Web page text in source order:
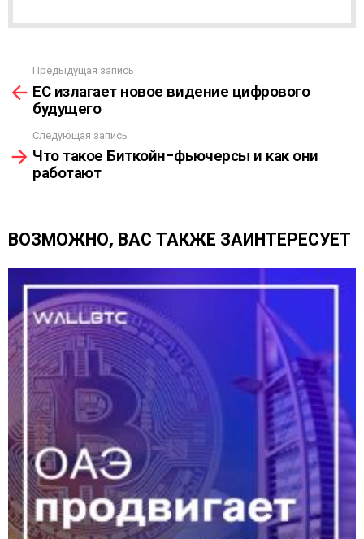
А
С
Ы
Л
К
А
м
е
щ
Предыдущая запись
ЕС излагает новое видение цифрового
будущего
Следующая запись
Что такое Биткойн-фьючерсы и как они
работают
ВОЗМОЖНО, ВАС ТАКЖЕ ЗАИНТЕРЕСУЕТ